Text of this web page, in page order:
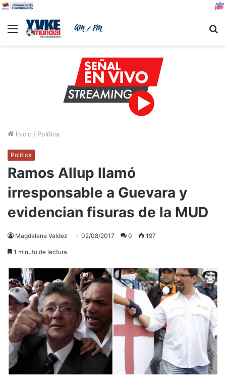
Menu
Inicio / Política
Política
Ramos Allup llamó
irresponsable a Guevara y
evidencian fisuras de la MUD
Magdalena Valdez 02/08/2017 0 197
1 minuto de lectura